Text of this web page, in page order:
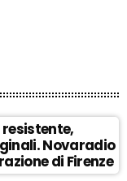
resistente,
Novaradio
di Firenze